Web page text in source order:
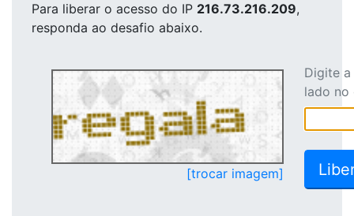
Para liberar o acesso do IP 216.73.216.209,
responda ao desafio abaixo.
[trocar imagem]
Digite
lado no